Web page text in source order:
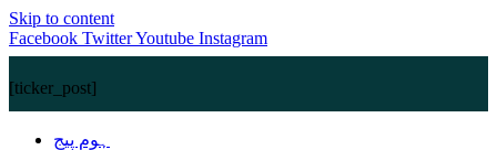
Skip to content
Facebook TwitterYoutube Instagram
[ticker_post]
ہوم پیج